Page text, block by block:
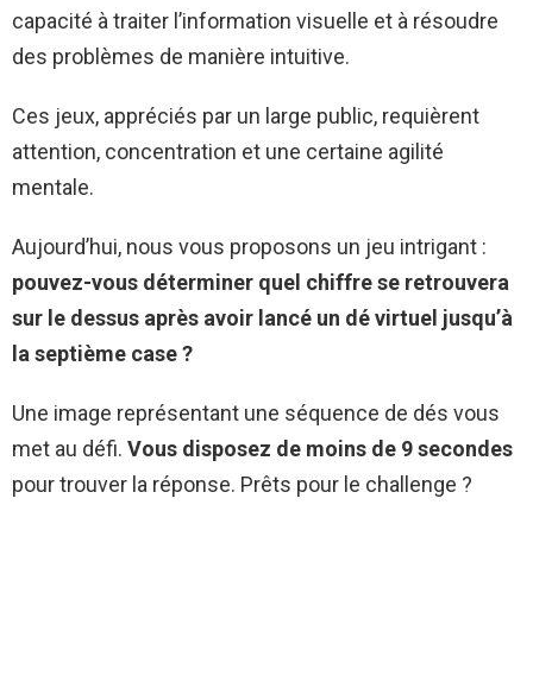
capacité à traiter l’information visuelle et à résoudre
des problèmes de manière intuitive.
Ces jeux, appréciés par un large public, requièrent
attention, concentration et une certaine agilité
mentale.
Aujourd’hui, nous vous proposons un jeu intrigant :
pouvez-vous déterminer quel chiffre se retrouvera
sur le dessus après avoir lancé un dé virtuel jusqu’à
la septième case ?
Une image représentant une séquence de dés vous
met au défi. Vous disposez de moins de 9 secondes
pour trouver la réponse. Prêts pour le challenge ?